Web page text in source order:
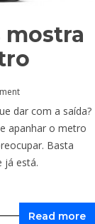
mostra
dar com a saída?
apanhar o metro
Basta
já está.
Read more